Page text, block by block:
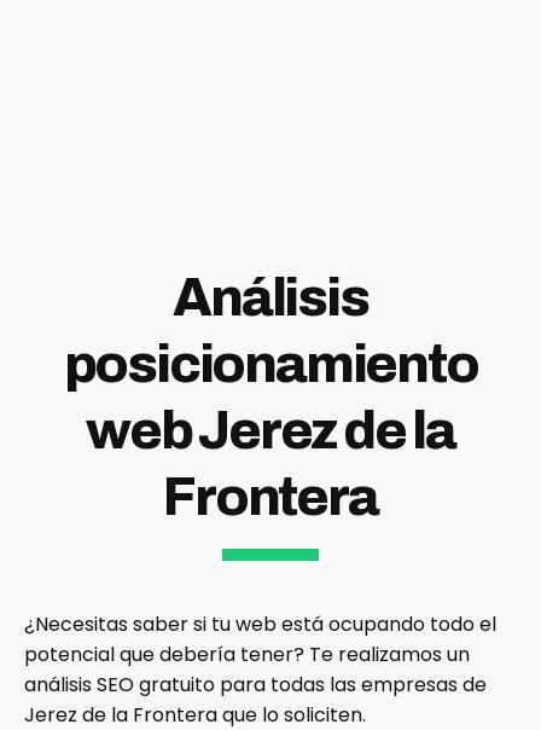
Análisis
posicionamiento
web Jerez de la
Frontera
¿Necesitas saber si tu web está ocupando todo el
potencial que debería tener? Te realizamos un
análisis SEO gratuito para todas las empresas de
Jerez de la Frontera que lo soliciten.